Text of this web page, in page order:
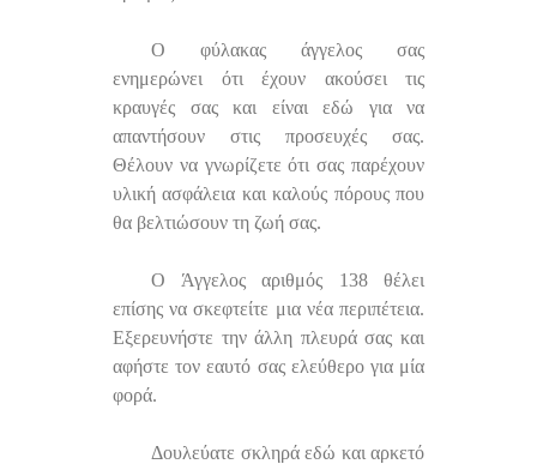
Ο φύλακας άγγελος σας
ενημερώνει ότι έχουν ακούσει τις
κραυγές σας και είναι εδώ για να
απαντήσουν στις προσευχές σας.
Θέλουν να γνωρίζετε ότι σας παρέχουν
υλική ασφάλεια και καλούς πόρους που
θα βελτιώσουν τη ζωή σας.
Ο Άγγελος αριθμός 138 θέλει
επίσης να σκεφτείτε μια νέα περιπέτεια.
Εξερευνήστε την άλλη πλευρά σας και
αφήστε τον εαυτό σας ελεύθερο για μία
φορά.
Δουλεύατε σκληρά εδώ και αρκετό